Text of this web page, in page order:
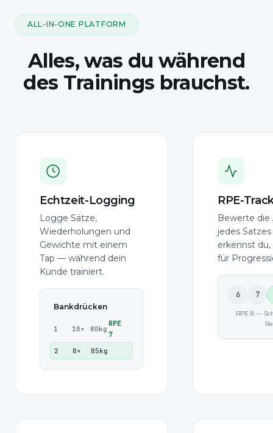
ALL-IN-ONE PLATFORM
Alles, was du während
des Trainings brauchst.
Echtzeit-Logging
Logge Sätze,
Wiederholungen und
Gewichte mit einem
Tap — während dein
Kunde trainiert.
Bankdrücken
1 10× 80kg
RPE
7
2
8× 85kg
RPE-
Bewerte
jedes
erkennst
für
6 7
RPE 8 —